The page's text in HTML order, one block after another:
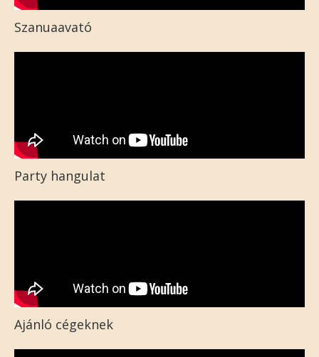
Szanuaavató
Party hangulat
Ajánló cégeknek